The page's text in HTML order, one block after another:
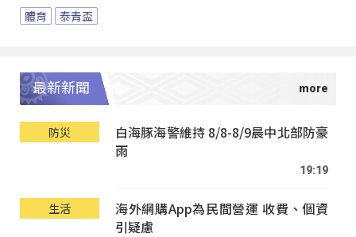
體育 泰青盃
最新新聞
防災
白海豚海警維持 8/8-8/9晨中北部防豪
雨
19:19
生活
海外網購App為民間營運 收費、個資
引疑慮